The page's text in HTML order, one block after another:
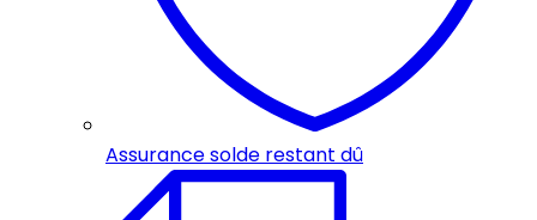
Assurance solde restant dû